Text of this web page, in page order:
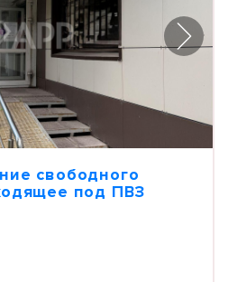
свободного
под ПВЗ